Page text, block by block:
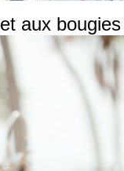
aux bougies